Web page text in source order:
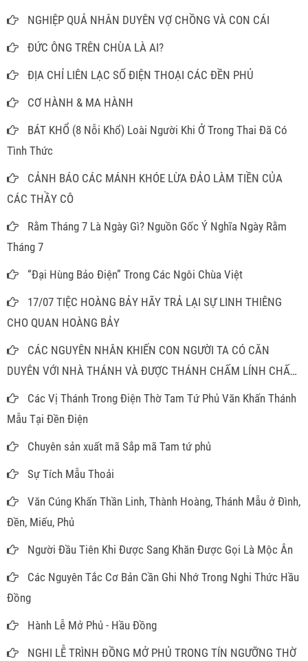
NGHIỆP QUẢ NHÂN DUYÊN VỢ CHỒNG VÀ CON CÁI
ĐỨC ÔNG TRÊN CHÙA LÀ AI?
ĐỊA CHỈ LIÊN LẠC SỐ ĐIỆN THOẠI CÁC ĐỀN PHỦ
CƠ HÀNH & MA HÀNH
BÁT KHỔ (8 Nỗi Khổ) Loài Người Khi Ở Trong Thai Đã Có
Tình Thức
CẢNH BÁO CÁC MÁNH KHÓE LỪA ĐẢO LÀM TIỀN CỦA
CÁC THẦY CÔ
Rằm Tháng 7 Là Ngày Gì? Nguồn Gốc Ý Nghĩa Ngày Rằm
Tháng 7
“Đại Hùng Bảo Điện” Trong Các Ngôi Chùa Việt
17/07 TIỆC HOÀNG BẢY HÃY TRẢ LẠI SỰ LINH THIÊNG
CHO QUAN HOÀNG BẢY
CÁC NGUYÊN NHÂN KHIẾN CON NGƯỜI TA CÓ CĂN
DUYÊN VỚI NHÀ THÁNH VÀ ĐƯỢC THÁNH CHẤM LÍNH CHẤM
ĐỒNGCác Vị Thánh Trong Điện Thờ Tam Tứ Phủ Văn Khấn Thánh
Mẫu Tại Đền Điện
Chuyên sản xuất mã Sắp mã Tam tứ phủ
Sự Tích Mẫu Thoải
Văn Cúng Khấn Thần Linh, Thành Hoàng, Thánh Mẫu ở Đình,
Đền, Miếu, Phủ
Người Đầu Tiên Khi Được Sang Khăn Được Gọi Là Mộc Ân
Các Nguyên Tắc Cơ Bản Cần Ghi Nhớ Trong Nghi Thức Hầu
Đồng
Hành Lễ Mở Phủ - Hầu Đồng
NGHI LỄ TRÌNH ĐỒNG MỞ PHỦ TRONG TÍN NGƯỠNG THỜ